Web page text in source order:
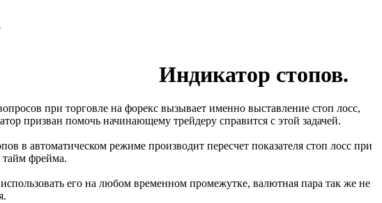
Индикатор стопов.
при торговле на форекс вызывает именно выставление стоп лосс,
призван помочь начинающему трейдеру справится с этой задачей.
в автоматическом режиме производит пересчет показателя стоп лосс при
фрейма.
его на любом временном промежутке, валютная пара так же не